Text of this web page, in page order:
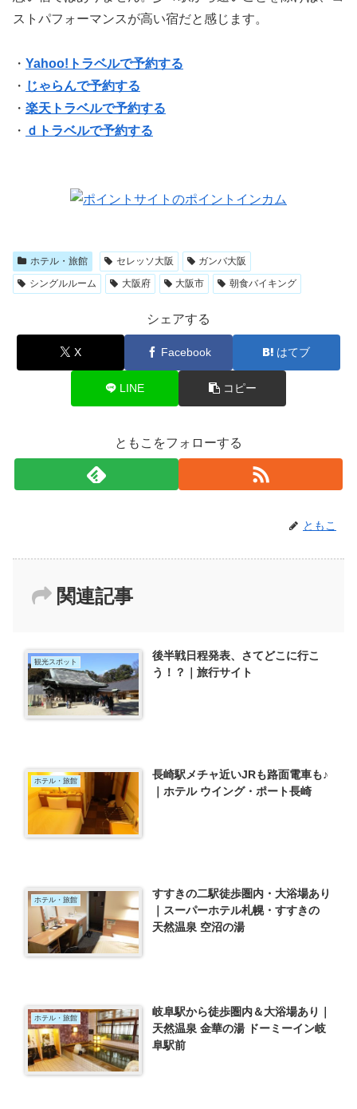
ストパフォーマンスが高い宿だと感じます。
・ Yahoo!トラベルで予約する
・ じゃらんで予約する
・ 楽天トラベルで予約する
・ ｄトラベルで予約する
ホテル・旅館 セレッソ大阪
ガンバ大阪
シングルルーム
大阪府 大阪市 朝食バイキング
シェアする
X Facebook はてブ
LINE コピー
ともこをフォローする
ともこ
関連記事
観光スポット
後半戦日程発表、さてどこに行こ
う！？｜旅行サイト
ホテル・旅館
長崎駅メチャ近いJRも路面電車も♪
｜ホテル ウイング・ポート長崎
ホテル・旅館
すすきの二駅徒歩圏内・大浴場あり
｜スーパーホテル札幌・すすきの
天然温泉 空沼の湯
ホテル・旅館
岐阜駅から徒歩圏内＆大浴場あり｜
天然温泉 金華の湯 ドーミーイン岐
阜駅前